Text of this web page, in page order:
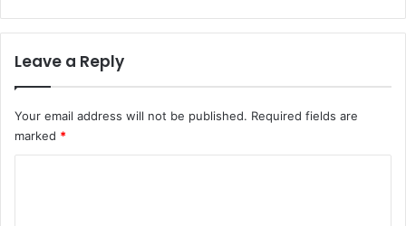
Leave a Reply
Your email address will not be published. Required fields are
marked *